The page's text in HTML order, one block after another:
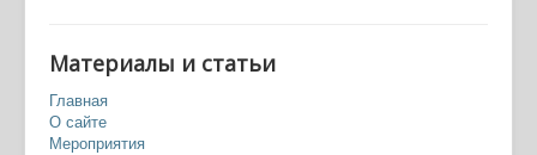
Вы здесь:
Мэмпо/мэнпо, мэнгу — военные маски
Материалы и статьи
Главная
О сайте
Мероприятия